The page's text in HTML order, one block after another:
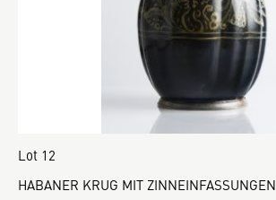
Lot 12
HABANER KRUG MIT ZINNEINFASSUNGEN